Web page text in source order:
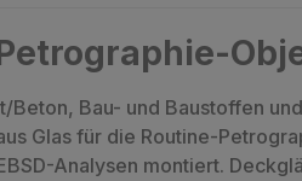
Beton, Bau- und Baustoffen
Glas für die Routine-
Analysen montiert.